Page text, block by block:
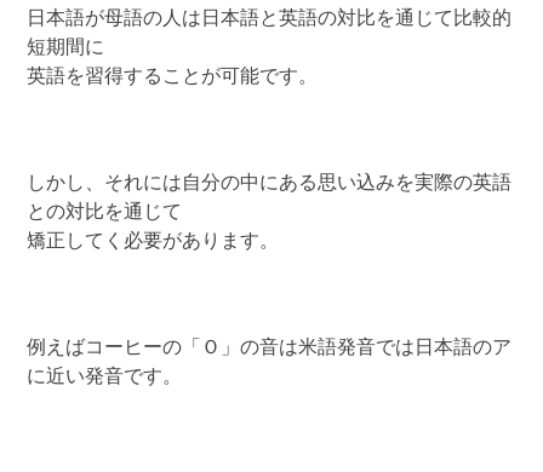
日本語が母語の人は日本語と英語の対比を通じて比較的
短期間に
英語を習得することが可能です。
しかし、それには自分の中にある思い込みを実際の英語
との対比を通じて
矯正してく必要があります。
例えばコーヒーの「Ｏ」の音は米語発音では日本語のア
に近い発音です。